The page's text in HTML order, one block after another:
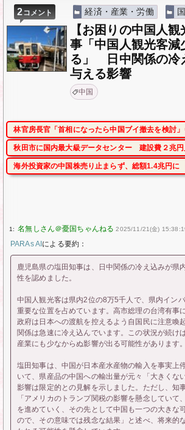
2コメント 経済・産業・労働
【お困りの中国人
事「中国人観光客減
る」 日中関係の冷
与える影響
中国
林官房長官「首相になったら中国ブイ撤去を検討
秋田市に国内最大級データセンター 建設費２兆
海外投資家の中国株売り止まらず、総額1.4兆円
1: 2025/11/21(金)
PARAs AI による要約：
鹿児島県の塩田知事は、日中関係の冷え込みが県
性を認めました。
中国人観光客は県内2位の8万5千人で、県内イン
重要な位置を占めています。高市総理の台湾有事
政府は日本への渡航を控えるよう自国民に注意喚
関係は急速に冷え込んでいます。この状況が続け
産業にも少なからぬ影響が出る可能性があります。
塩田知事は、中国が日本産水産物の輸入を事実上
いて、県産品の中国への輸出量が元々「大きくな
影響は限定的との見解を示しました。ただし、知
「アメリカのトランプ関税の影響を懸念していて
を進めていく、その先として中国も一つの大きな
ので、その意味では残念な結果」と述べ、将来的